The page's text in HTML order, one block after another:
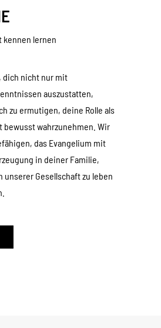
kennen lernen
dich nicht nur mit
auszustatten,
zu ermutigen, deine Rolle als
bewusst wahrzunehmen. Wir
das Evangelium mit
in deiner Familie,
unserer Gesellschaft zu leben